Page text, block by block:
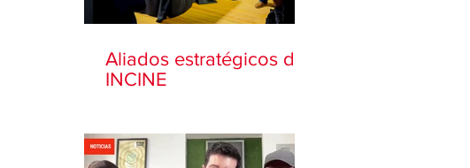
Aliados estratégicos de
INCINE